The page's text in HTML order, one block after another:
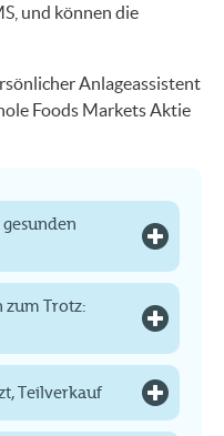
und können die
Anlageassistent
Foods Markets Aktie
gesunden
zum Trotz:
Teilverkauf